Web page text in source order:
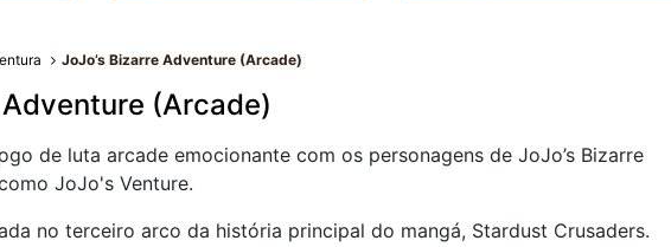
JoJo’s Bizarre Adventure (Arcade)
Adventure (Arcade)
de luta arcade emocionante com os personagens de JoJo’s Bizarre
JoJo's Venture.
no terceiro arco da história principal do mangá, Stardust Crusaders.